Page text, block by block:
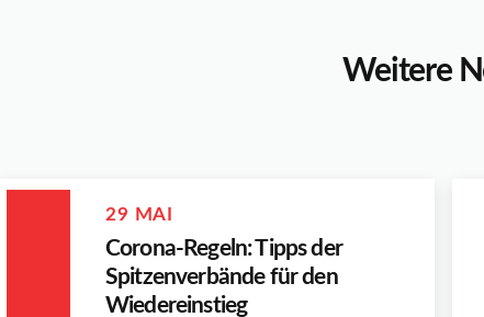
Weitere
29 MAI
Corona-Regeln: Tipps der
Spitzenverbände für den
Wiedereinstieg